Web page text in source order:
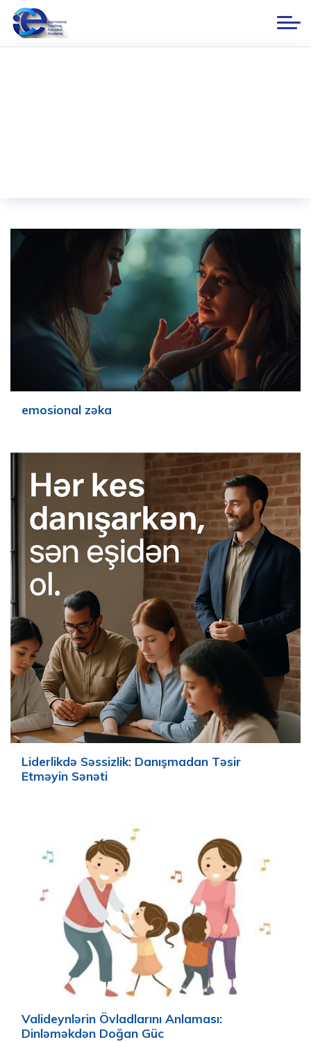
emosional zəka
Liderlikdə Səssizlik: Danışmadan Təsir
Etməyin Sənəti
Valideynlərin Övladlarını Anlaması:
Dinləməkdən Doğan Güc